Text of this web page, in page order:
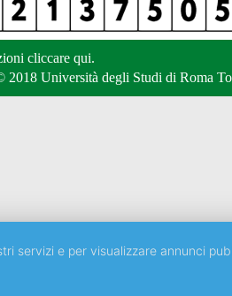
cliccare qui.
2018 Università degli Studi di Roma
servizi e per visualizzare annunci